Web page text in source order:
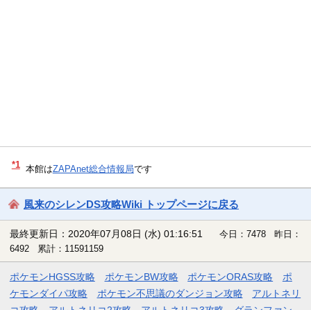
*1 本館はZAPAnet総合情報局です
風来のシレンDS攻略Wiki トップページに戻る
最終更新日：2020年07月08日 (水) 01:16:51
今日：7478 昨日：
6492 累計：11591159
ポケモンHGSS攻略 ポケモンBW攻略 ポケモンORAS攻略
ポ
ケモンダイパ攻略
ポケモン不思議のダンジョン攻略
アルトネリ